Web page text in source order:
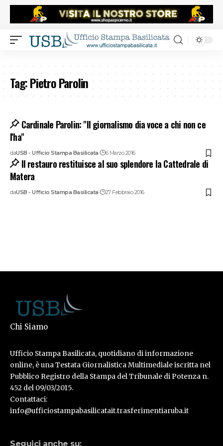
Tag:Pietro Parolin
Cardinale Parolin: "Il giornalismo dia voce a chi non ce
l'ha"
daUSB - Ufficio Stampa Basilicata 6 Marzo 2016
Il restauro restituisce al suo splendore la Cattedrale di
Matera
daUSB - Ufficio Stampa Basilicata 27 Febbraio 2016
Chi Siamo
Ufficio Stampa Basilicata, quotidiano di informazione
online, è una Testata Giornalistica Multimediale iscritta nel
Pubblico Registro della Stampa del Tribunale di Potenza n.
452 del 09/03/2015.
Contattaci:
info@ufficiostampabasilicatait.trasferimentiaruba.it
Seguici anche su: